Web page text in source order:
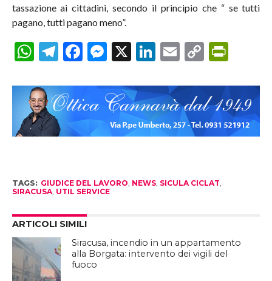
tassazione ai cittadini, secondo il principio che “ se tutti
pagano, tutti pagano meno”.
WhatsApp
Telegram
Facebook
Messenger
X LinkedIn
Email
Copy
TAGS: GIUDICE DEL LAVORO, NEWS, SICULA CICLAT,
SIRACUSA, UTIL SERVICE
ARTICOLI SIMILI
Siracusa, incendio in un appartamento
alla Borgata: intervento dei vigili del
fuoco